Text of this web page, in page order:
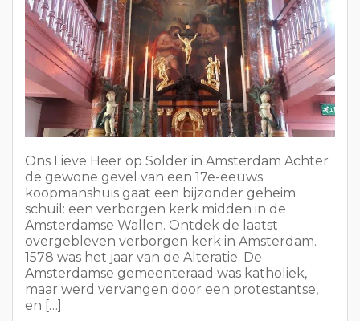
Ons Lieve Heer op Solder in Amsterdam Achter
de gewone gevel van een 17e-eeuws
koopmanshuis gaat een bijzonder geheim
schuil: een verborgen kerk midden in de
Amsterdamse Wallen. Ontdek de laatst
overgebleven verborgen kerk in Amsterdam.
1578 was het jaar van de Alteratie. De
Amsterdamse gemeenteraad was katholiek,
maar werd vervangen door een protestantse,
en […]